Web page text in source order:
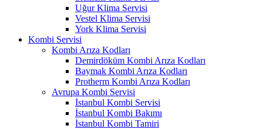
Uğur Klima Servisi
Vestel Klima Servisi
York Klima Servisi
Kombi Servisi
Kombi Arıza Kodları
Demirdöküm Kombi Arıza Kodları
Baymak Kombi Arıza Kodları
Protherm Kombi Arıza Kodları
Avrupa Kombi Servisi
İstanbul Kombi Servisi
İstanbul Kombi Bakımı
İstanbul Kombi Tamiri